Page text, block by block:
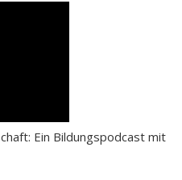
Ein Bildungspodcast mit